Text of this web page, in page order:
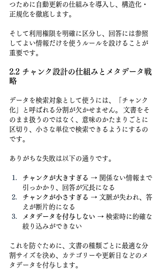
つために自動更新の仕組みを導入し、構造化・
正規化を徹底します。
そして利用権限を明確に区分し、回答には参照
してよい情報だけを使うルールを設けることが
重要です。
2.2 チャンク設計の仕組みとメタデータ戦
略
データを検索対象として使うには、「チャンク
化」と呼ばれる分割が欠かせません。 文書をそ
のまま扱うのではなく、意味のかたまりごとに
区切り、小さな単位で検索できるようにするの
です。
ありがちな失敗は以下の通りです。
チャンクが大きすぎる → 関係ない情報まで
引っかかり、回答が冗長になる
チャンクが小さすぎる → 文脈が失われ、答
えが断片的になる
メタデータを付与しない → 検索時に的確な
絞り込みができない
これを防ぐために、文書の種類ごとに最適な分
割サイズを決め、カテゴリーや更新日などのメ
タデータを付与します。